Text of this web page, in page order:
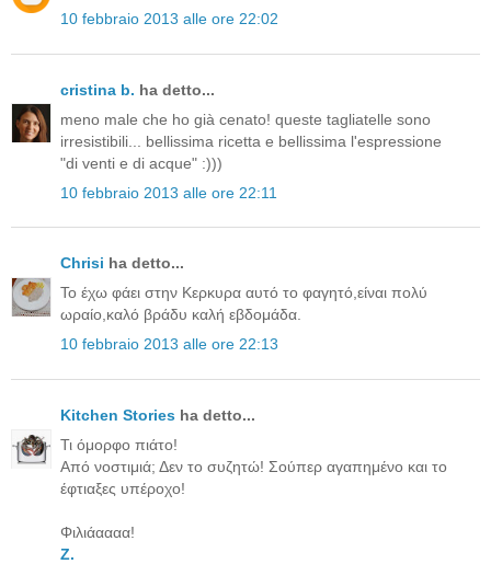
10 febbraio 2013 alle ore 22:02
cristina b. ha detto...
meno male che ho già cenato! queste tagliatelle sono
irresistibili... bellissima ricetta e bellissima l'espressione
"di venti e di acque" :)))
10 febbraio 2013 alle ore 22:11
Chrisi ha detto...
Το έχω φάει στην Κερκυρα αυτό το φαγητό,είναι πολύ
ωραίο,καλό βράδυ καλή εβδομάδα.
10 febbraio 2013 alle ore 22:13
Kitchen Stories ha detto...
Τι όμορφο πιάτο!
Από νοστιμιά; Δεν το συζητώ! Σούπερ αγαπημένο και το
έφτιαξες υπέροχο!
Φιλιάαααα!
Z.